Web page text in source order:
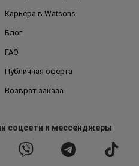
Карьера в Watsons
Блог
FAQ
Публичная оферта
Возврат заказа
соцсети и мессенджеры